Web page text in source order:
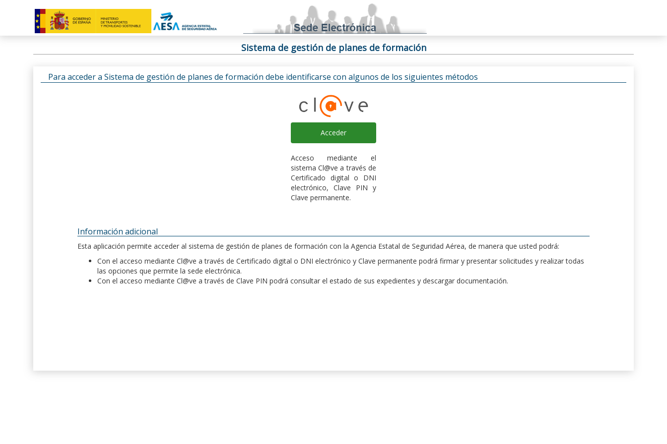
Sistema de gestión de planes de formación
Para acceder a Sistema de gestión de planes de formación debe identificarse con algunos de los siguientes métodos
Acceder
Acceso mediante el
sistema Cl@ve a través de
Certificado digital o DNI
electrónico, Clave PIN y
Clave permanente.
Información adicional
Esta aplicación permite acceder al sistema de gestión de planes de formación con la Agencia Estatal de Seguridad Aérea, de manera que usted podrá:
Con el acceso mediante Cl@ve a través de Certificado digital o DNI electrónico y Clave permanente podrá firmar y presentar solicitudes y realizar todas
las opciones que permite la sede electrónica.
Con el acceso mediante Cl@ve a través de Clave PIN podrá consultar el estado de sus expedientes y descargar documentación.